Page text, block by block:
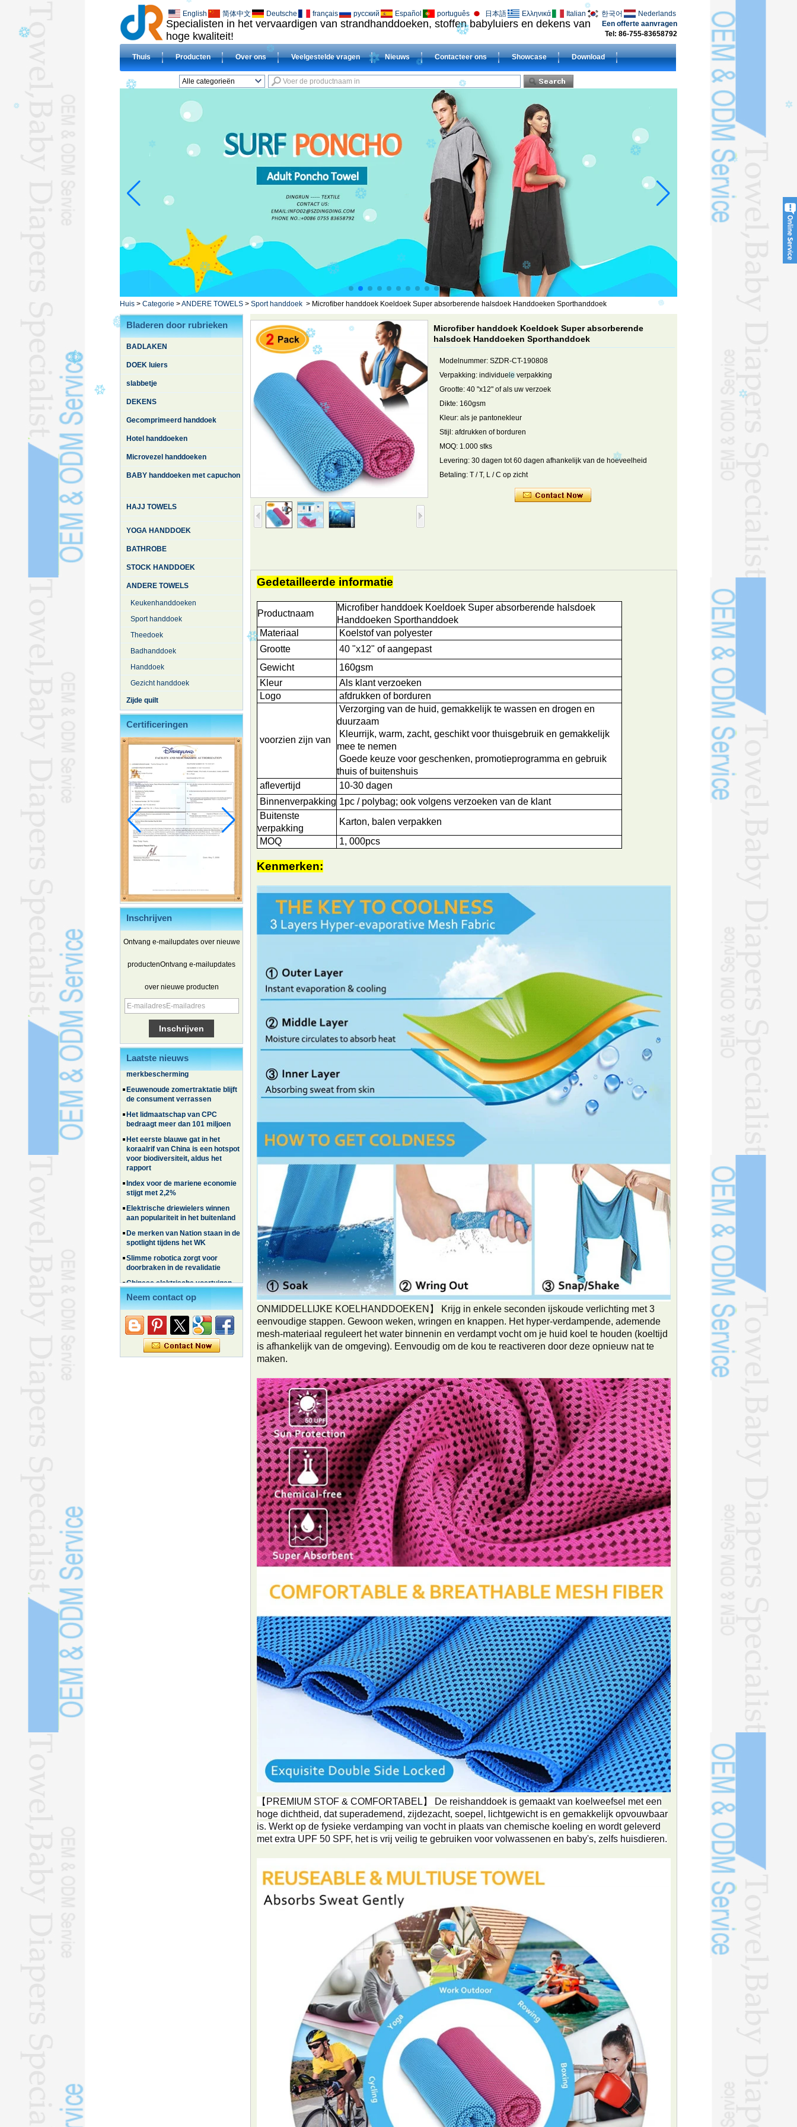
Specialisten in het vervaardigen van strandhanddoeken, stoffen babyluiers en dekens van
hoge kwaliteit!
Tel: 86-755-83658792
Een offerte aanvragen
English 简体中文 Deutsche français русский Español português 日本語 Ελληνικά Italian 한국어 Nederlands
Thuis Producten Over ons Veelgestelde vragen Nieuws Contacteer ons Showcase Download
Alle categorieën
DOEK luiersL
DEKENSL
Gecomprimeerd
BABY handdoeken met
capuchonL
HAJJ TOWELSL
L
YOGA HANDDOEKL
BATHROBEL
STOCK HANDDOEKL
ANDERE TOWELSL
Huis > Categorie >ANDERE TOWELS > Sport handdoek > Microfiber handdoek Koeldoek Super absorberende halsdoek Handdoeken Sporthanddoek
Bladeren door rubrieken
BADLAKEN
DOEK luiers
slabbetje
DEKENS
Gecomprimeerd handdoek
Hotel handdoeken
Microvezel handdoeken
BABY handdoeken met capuchon
HAJJ TOWELS
YOGA HANDDOEK
BATHROBE
STOCK HANDDOEK
ANDERE TOWELS
Keukenhanddoeken
Sport handdoek
Theedoek
Badhanddoek
Handdoek
Gezicht handdoek
Zijde quilt
Certificeringen
Inschrijven
Ontvang e-mailupdates over nieuwe
productenOntvang e-mailupdates
over nieuwe producten
Laatste nieuws
Chinese elektrische voertuigen
winnen terrein in Zuid-Korea
Familie- en ervaringsreizen
zorgen voor een golf van reizen in
Wat de LV-zaak betekent voor
Eeuwenoude zomertraktatie blijft
de consument verrassen
Het lidmaatschap van CPC
bedraagt ​​meer dan 101 miljoen
Het eerste blauwe gat in het
koraalrif van China is een hotspot
voor biodiversiteit, aldus het
rapport
Index voor de mariene economie
stijgt met 2,2%
Elektrische driewielers winnen
aan populariteit in het buitenland
De merken van Nation staan ​​in de
spotlight tijdens het WK
Slimme robotica zorgt voor
doorbraken in de revalidatie
Chinese elektrische voertuigen
winnen terrein in Zuid-Korea
Familie- en ervaringsreizen
zorgen voor een golf van reizen in
de zomer
Wat de LV-zaak betekent voor
merkbescherming
Eeuwenoude zomertraktatie blijft
de consument verrassen
Neem contact op
Microfiber handdoek Koeldoek Super absorberende
halsdoek Handdoeken Sporthanddoek
Modelnummer: SZDR-CT-190808
Verpakking: individuele verpakking
Grootte: 40 "x12" of als uw verzoek
Dikte: 160gsm
Kleur: als je pantonekleur
Stijl: afdrukken of borduren
MOQ: 1.000 stks
Levering: 30 dagen tot 60 dagen afhankelijk van de hoeveelheid
Betaling: T / T, L / C op zicht
Gedetailleerde informatie
Productnaam
Microfiber handdoek Koeldoek Super absorberende halsdoek
Handdoeken Sporthanddoek
Materiaal
Koelstof van polyester
Grootte
40 "x12" of aangepast
Gewicht
160gsm
Kleur
Als klant verzoeken
Logo
afdrukken of borduren
voorzien zijn van
Verzorging van de huid, gemakkelijk te wassen en drogen en
duurzaam
Kleurrijk, warm, zacht, geschikt voor thuisgebruik en gemakkelijk
mee te nemen
Goede keuze voor geschenken, promotieprogramma en gebruik
thuis of buitenshuis
aflevertijd
10-30 dagen
Binnenverpakking 1pc / polybag; ook volgens verzoeken van de klant
Buitenste
verpakking
Karton, balen verpakken
MOQ
1, 000pcs
Kenmerken:
ONMIDDELLIJKE KOELHANDDOEKEN】 Krijg in enkele seconden ijskoude verlichting met 3
eenvoudige stappen. Gewoon weken, wringen en knappen. Het hyper-verdampende, ademende
mesh-materiaal reguleert het water binnenin en verdampt vocht om je huid koel te houden (koeltijd
is afhankelijk van de omgeving). Eenvoudig om de kou te reactiveren door deze opnieuw nat te
maken.
【PREMIUM STOF & COMFORTABEL】 De reishanddoek is gemaakt van koelweefsel met een
hoge dichtheid, dat superademend, zijdezacht, soepel, lichtgewicht is en gemakkelijk opvouwbaar
is. Werkt op de fysieke verdamping van vocht in plaats van chemische koeling en wordt geleverd
met extra UPF 50 SPF, het is vrij veilig te gebruiken voor volwassenen en baby's, zelfs huisdieren.